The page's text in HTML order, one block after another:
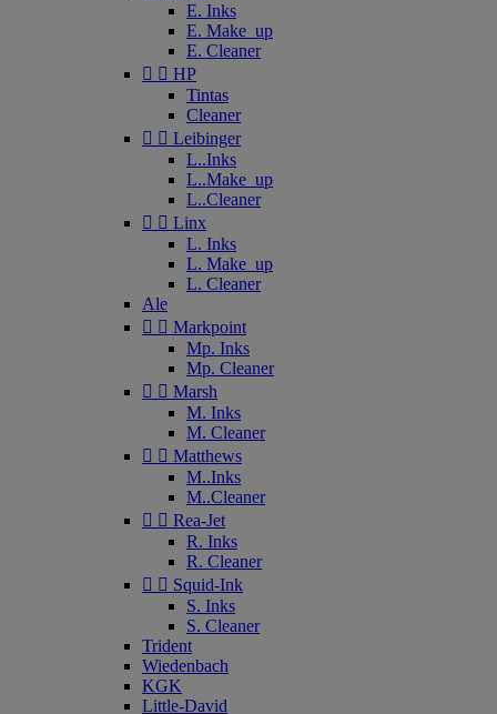
E. Inks
E. Make_up
E. Cleaner
  HP
Tintas
Cleaner
  Leibinger
L..Inks
L..Make_up
L..Cleaner
  Linx
L. Inks
L. Make_up
L. Cleaner
Ale
  Markpoint
Mp. Inks
Mp. Cleaner
  Marsh
M. Inks
M. Cleaner
  Matthews
M..Inks
M..Cleaner
  Rea-Jet
R. Inks
R. Cleaner
  Squid-Ink
S. Inks
S. Cleaner
Trident
Wiedenbach
KGK
Little-David